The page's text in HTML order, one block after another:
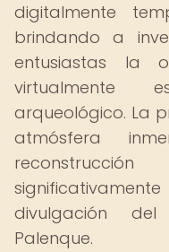
digitalmente
brindando a
entusiastas la
virtualmente
arqueológico. La
atmósfera
divulgación
Palenque.